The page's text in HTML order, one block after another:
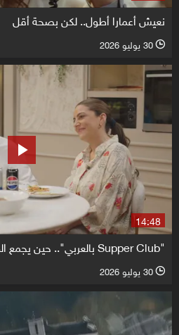
نعيش أعمارا أطول.. لكن بصحة أقل
l 30 يوليو 2026
14:48
"Supper Club بالعربي".. حين يجمع الطعام الحكايات
l 30 يوليو 2026